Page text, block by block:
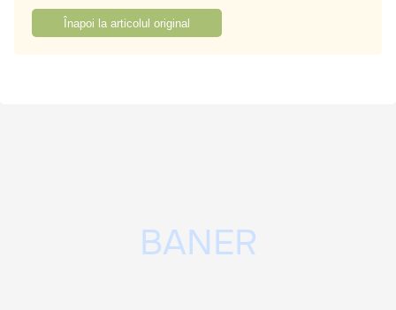
Înapoi la articolul original